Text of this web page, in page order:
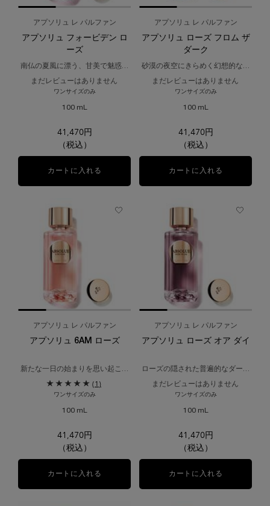
アプソリュ レ パルファン
アプソリュ フォービデン ロ
ーズ
南仏の夏風に漂う、甘美で魅惑的
まだレビューはありません
ワンサイズのみ
100 mL
41,470円
（税込）
カートに入れる アプソリュ フォービデン ローズ
アプソリュ レ パルファン
アプソリュ ローズ フロム ザ
ダーク
砂漠の夜空にきらめく幻想的な星
まだレビューはありません
ワンサイズのみ
100 mL
41,470円
（税込）
カートに入れる
アプソリュ レ パルファン
アプソリュ 6AM ローズ
新たな一日の始まりを思い起こさ
(1)
ワンサイズのみ
100 mL
41,470円
（税込）
カートに入れる アプソリュ 6AM ローズ
アプソリュ レ パルファン
アプソリュ ローズ オア ダイ
ローズの隠された普遍的なダーク
まだレビューはありません
ワンサイズのみ
100 mL
41,470円
（税込）
カートに入れる